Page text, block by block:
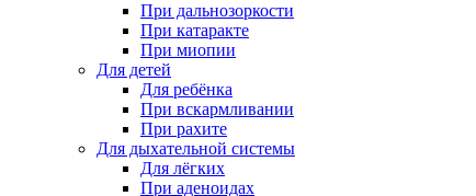
При дальнозоркости
При катаракте
При миопии
Для детей
Для ребёнка
При вскармливании
При рахите
Для дыхательной системы
Для лёгких
При аденоидах